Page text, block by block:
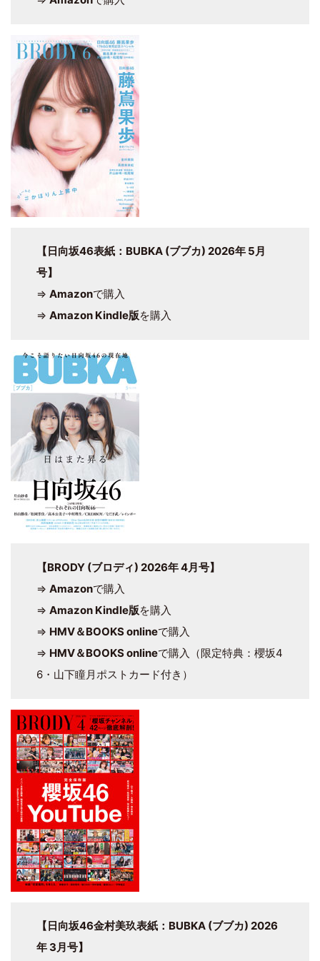
【日向坂46表紙：BUBKA (ブブカ) 2026年 5月
号】
⇒ Amazonで購入
⇒ Amazon Kindle版を購入
【BRODY (ブロディ) 2026年 4月号】
⇒ Amazonで購入
⇒ Amazon Kindle版を購入
⇒ HMV＆BOOKS onlineで購入
⇒ HMV＆BOOKS onlineで購入（限定特典：櫻坂4
6・山下瞳月ポストカード付き）
【日向坂46金村美玖表紙：BUBKA (ブブカ) 2026
年 3月号】